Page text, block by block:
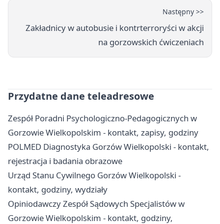
Następny >>
Zakładnicy w autobusie i kontrterroryści w akcji
na gorzowskich ćwiczeniach
Przydatne dane teleadresowe
Zespół Poradni Psychologiczno-Pedagogicznych w
Gorzowie Wielkopolskim - kontakt, zapisy, godziny
POLMED Diagnostyka Gorzów Wielkopolski - kontakt,
rejestracja i badania obrazowe
Urząd Stanu Cywilnego Gorzów Wielkopolski -
kontakt, godziny, wydziały
Opiniodawczy Zespół Sądowych Specjalistów w
Gorzowie Wielkopolskim - kontakt, godziny,